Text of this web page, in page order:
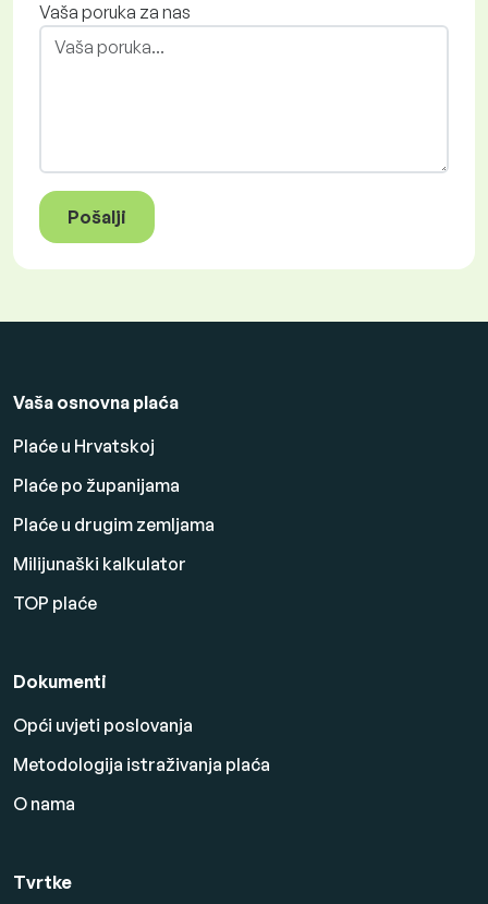
Vaša poruka za nas
Pošalji
Vaša osnovna plaća
Plaće u Hrvatskoj
Plaće po županijama
Plaće u drugim zemljama
Milijunaški kalkulator
TOP plaće
Dokumenti
Opći uvjeti poslovanja
Metodologija istraživanja plaća
O nama
Tvrtke